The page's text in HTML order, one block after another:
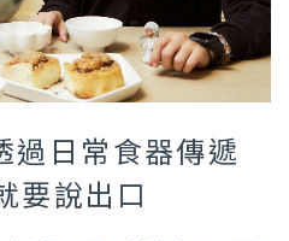
過日常食器傳遞
要說出口